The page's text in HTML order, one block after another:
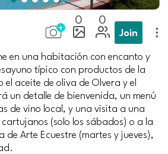
0 0
Join
en una habitación con encanto y
típico con productos de la
el aceite de oliva de Olvera y el
un detalle de bienvenida, un menú
de vino local, y una visita a una
(solo los sábados) o a la
de Arte Ecuestre (martes y jueves),